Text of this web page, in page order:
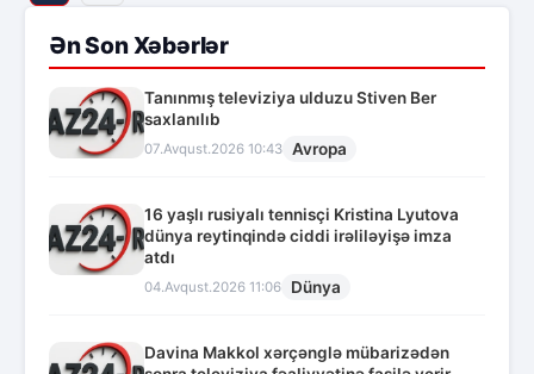
Ən Son Xəbərlər
Tanınmış televiziya ulduzu Stiven Ber
saxlanılıb
07.Avqust.2026 10:43 Avropa
16 yaşlı rusiyalı tennisçi Kristina Lyutova
dünya reytinqində ciddi irəliləyişə imza
atdı
04.Avqust.2026 11:06 Dünya
Davina Makkol xərçənglə mübarizədən